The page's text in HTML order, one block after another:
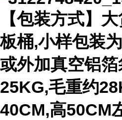
【包装方式】
板桶,小样包装
或外加真空铝
25KG,毛重约
40CM,高50CM